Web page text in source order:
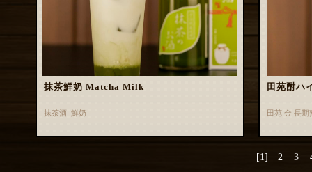
抹茶鮮奶 Matcha Milk
抹茶酒 鮮奶
田苑酎ハ
田苑 金 長
[1] 2 3